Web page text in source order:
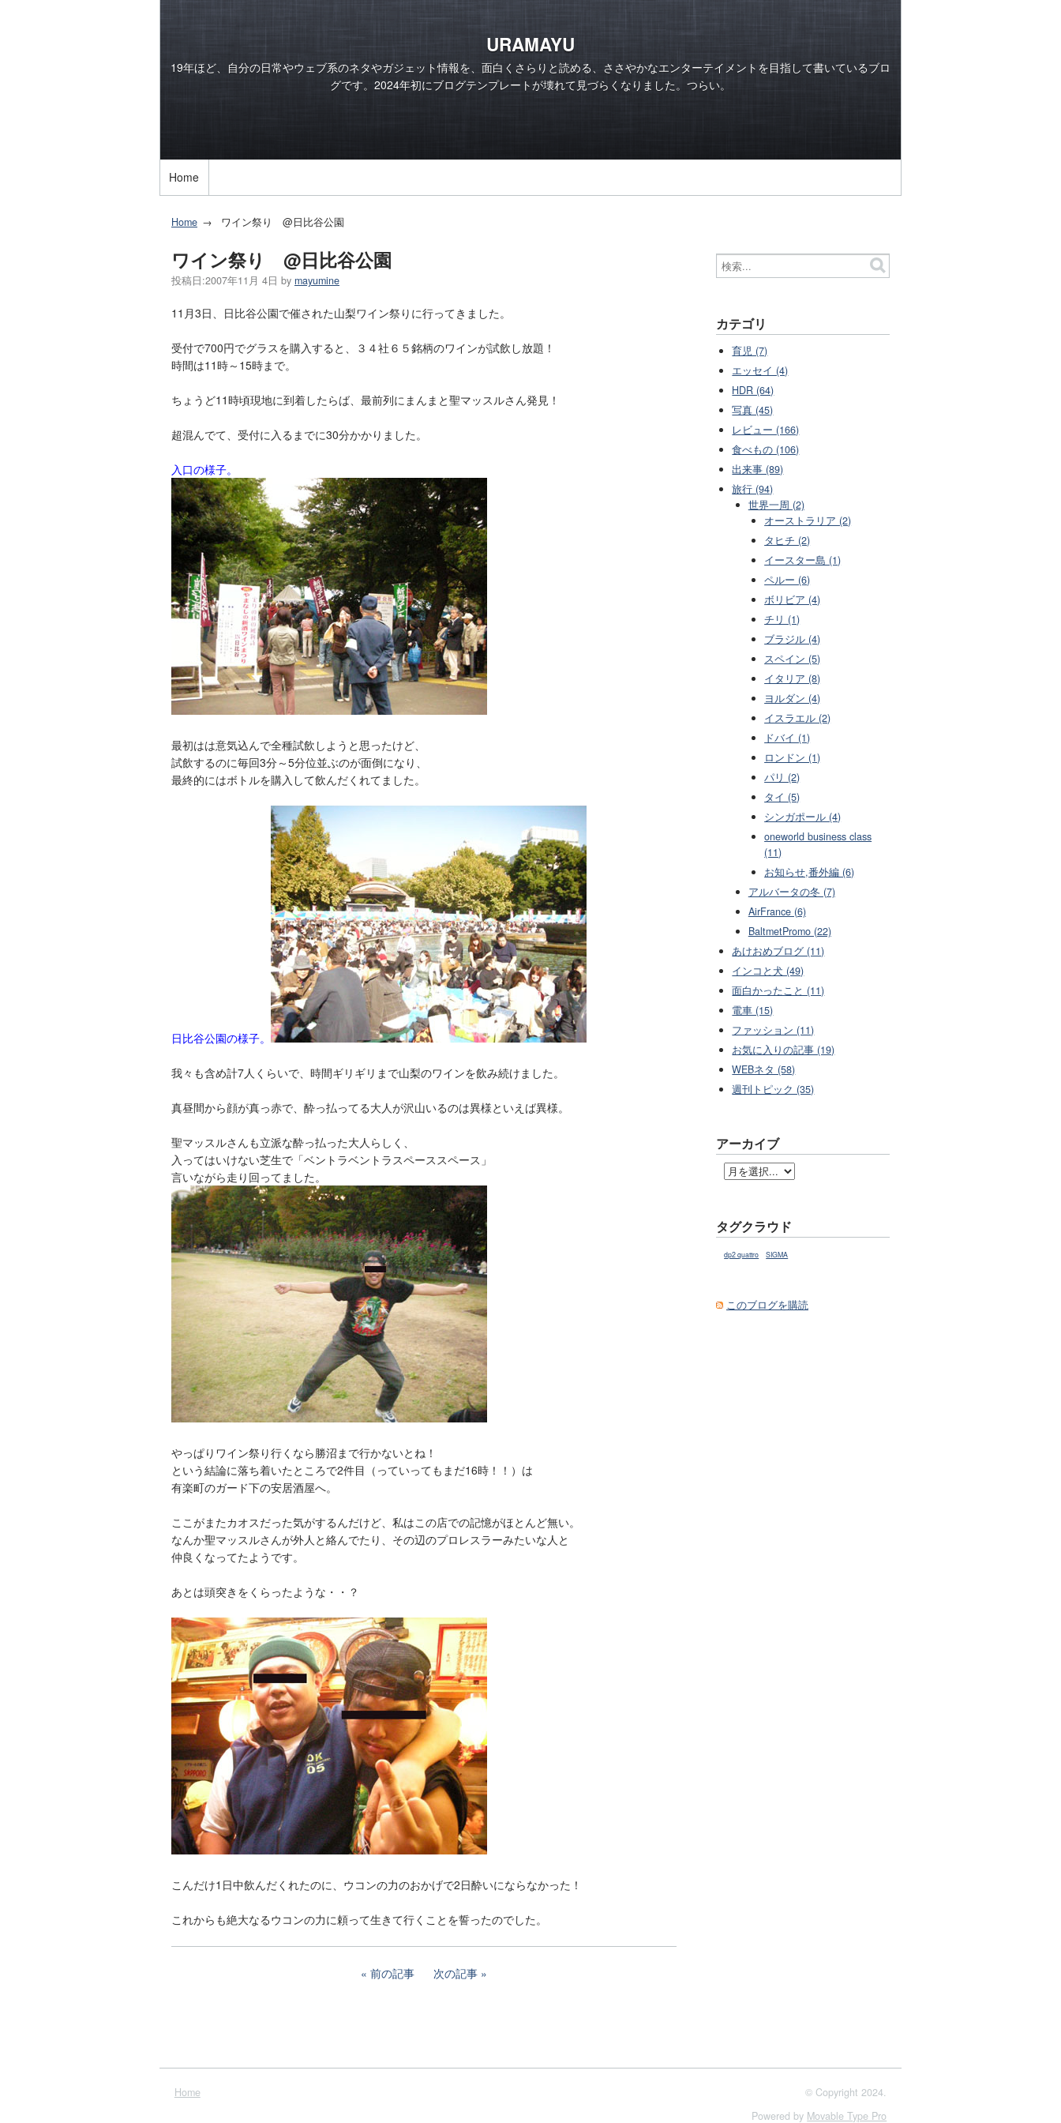
URAMAYU
19年ほど、自分の日常やウェブ系のネタやガジェット情報を、面白くさらりと読める、ささやかなエンターテイメントを目指して書いているブロ
グです。2024年初にブログテンプレートが壊れて見づらくなりました。つらい。
Home
Home ワイン祭り @日比谷公園
ワイン祭り @日比谷公園
投稿日:2007年11月 4日 by mayumine
11月3日、日比谷公園で催された山梨ワイン祭りに行ってきました。
受付で700円でグラスを購入すると、３４社６５銘柄のワインが試飲し放題！
時間は11時～15時まで。
ちょうど11時頃現地に到着したらば、最前列にまんまと聖マッスルさん発見！
超混んでて、受付に入るまでに30分かかりました。
入口の様子。
最初はは意気込んで全種試飲しようと思ったけど、
試飲するのに毎回3分～5分位並ぶのが面倒になり、
最終的にはボトルを購入して飲んだくれてました。
日比谷公園の様子。
我々も含め計7人くらいで、時間ギリギリまで山梨のワインを飲み続けました。
真昼間から顔が真っ赤で、酔っ払ってる大人が沢山いるのは異様といえば異様。
聖マッスルさんも立派な酔っ払った大人らしく、
入ってはいけない芝生で「ベントラベントラスペーススペース」
言いながら走り回ってました。
やっぱりワイン祭り行くなら勝沼まで行かないとね！
という結論に落ち着いたところで2件目（っていってもまだ16時！！）は
有楽町のガード下の安居酒屋へ。
ここがまたカオスだった気がするんだけど、私はこの店での記憶がほとんど無い。
なんか聖マッスルさんが外人と絡んでたり、その辺のプロレスラーみたいな人と
仲良くなってたようです。
あとは頭突きをくらったような・・？
こんだけ1日中飲んだくれたのに、ウコンの力のおかげで2日酔いにならなかった！
これからも絶大なるウコンの力に頼って生きて行くことを誓ったのでした。
前の記事 次の記事
カテゴリ
育児 (7)
エッセイ (4)
HDR (64)
写真 (45)
レビュー (166)
食べもの (106)
出来事 (89)
旅行 (94)
世界一周 (2)
オーストラリア (2)
タヒチ (2)
イースター島 (1)
ペルー (6)
ボリビア (4)
チリ (1)
ブラジル (4)
スペイン (5)
イタリア (8)
ヨルダン (4)
イスラエル (2)
ドバイ (1)
ロンドン (1)
パリ (2)
タイ (5)
シンガポール (4)
oneworld business class
(11)
お知らせ,番外編 (6)
アルバータの冬 (7)
AirFrance (6)
BaltmetPromo (22)
あけおめブログ (11)
インコと犬 (49)
面白かったこと (11)
電車 (15)
ファッション (11)
お気に入りの記事 (19)
WEBネタ (58)
週刊トピック (35)
アーカイブ
タグクラウド
dp2 quattro SIGMA
このブログを購読
Home
© Copyright 2024.
Powered by Movable Type Pro